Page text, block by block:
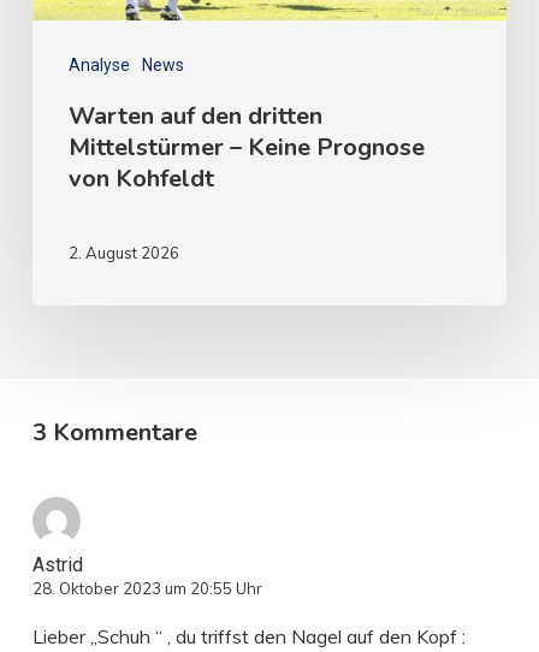
Analyse News
Warten auf den dritten
Mittelstürmer – Keine Prognose
von Kohfeldt
2. August 2026
3 Kommentare
Astrid
28. Oktober 2023 um 20:55 Uhr
Lieber „Schuh “ , du triffst den Nagel auf den Kopf :